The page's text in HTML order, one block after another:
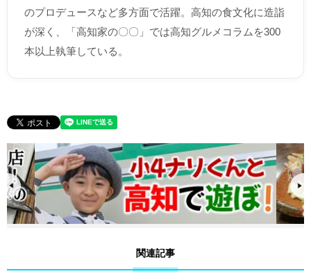
のプロデュースなど多方面で活躍。高知の食文化に造詣
が深く、「高知家の〇〇」では高知グルメコラムを300
本以上執筆している。
関連記事